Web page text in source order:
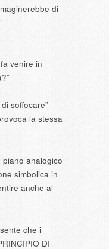
di
venire in
soffocare”
la stessa
analogico
simbolica in
anche al
che i
DI